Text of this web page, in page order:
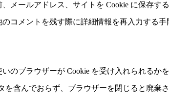
メールアドレス、サイトを Cookie に保存す
コメントを残す際に詳細情報を再入力する手
のブラウザーが Cookie を受け入れられるか
を含んでおらず、ブラウザーを閉じると廃棄さ